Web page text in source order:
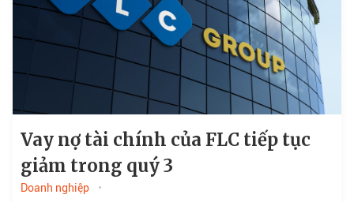
Vay nợ tài chính của FLC tiếp tục
giảm trong quý 3
Doanh nghiệp